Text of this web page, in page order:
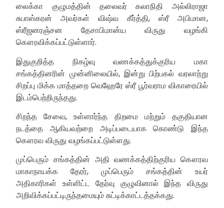
லைக்கா குழுமத்தின் தலைவர் கலாநிதி அல்லிராஜா
சுபாஸ்கரன் அவர்கள் விஷ்வ கீர்த்தி, ஸ்ரீ அபிமான,
ஸ்ரீஜனரஞ்சன தேசாபிமான்ய விருது வழங்கி
கௌரவிக்கப்பட்டுள்ளார்.
இதுகுறித்த நிகழ்வு வணக்கத்துக்குரிய மகா
சங்கத்தினரின் முன்னிலையில், இன்று பிற்பகல் வரலாற்று
சிறப்பு மிக்க மாத்தறை வெஹேரே ஸ்ரீ பூர்வராம விகாரையில்
இடம்பெற்றிருந்தது.
சிறந்த சேவை, உள்ளார்ந்த திறமை மற்றும் தகுதியான
நடத்தை ஆகியவற்றை அடிப்படையாக கொண்டு இந்த
கௌரவ விருது வழங்கப்பட்டுள்ளது.
முப்பெரும் சங்கத்தின் அதி வணக்கத்திற்குரிய கௌரவ
மாகாநாயக்க தேரர், முப்பெரும் சங்கத்தின் உயர்
அதிகாரிகள் உள்ளிட்ட தேர்வு குழுவினால் இந்த விருது
அறிவிக்கப்பட்டிருந்தமையும் சுட்டிக்காட்டத்தக்கது.